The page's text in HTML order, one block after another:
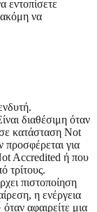
εντοπίσετε
ακόμη να
διαθέσιμη όταν
σε κατάσταση Not
για
Accredited ή που
τρίτους.
πιστοποίηση
η ενέργεια
όταν αφαιρείτε μια